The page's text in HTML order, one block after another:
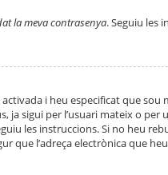
la meva contrasenya. Seguiu les
i heu especificat que sou
ja sigui per l’usuari mateix o per
les instruccions. Si no heu
que l’adreça electrònica que